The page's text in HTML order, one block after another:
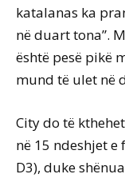
katalanas ka
në duart tona”.
është pesë pikë
mund të ulet në
City do të
në 15 ndeshjet e
D3), duke